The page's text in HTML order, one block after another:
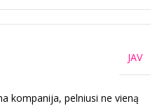
JAV
kompanija, pelniusi ne vieną